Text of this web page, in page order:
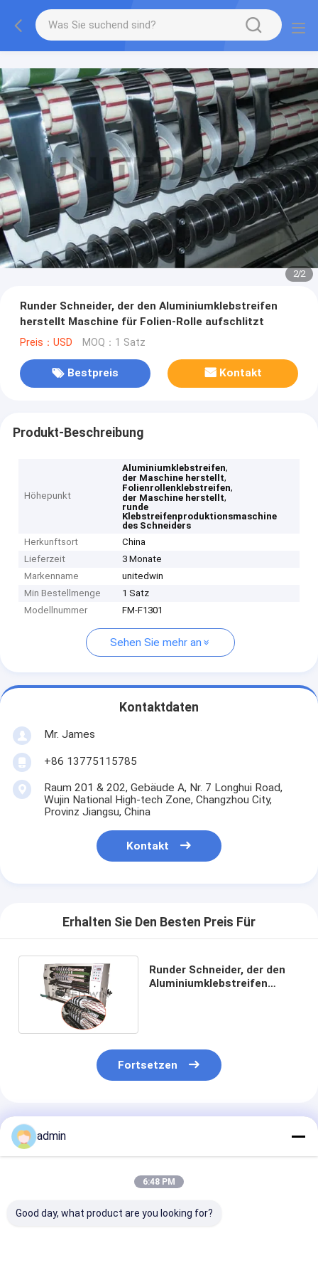
2/2
Runder Schneider, der den Aluminiumklebstreifen
herstellt Maschine für Folien-Rolle aufschlitzt
Preis：USD MOQ：1 Satz
Bestpreis Kontakt
Produkt-Beschreibung
Höhepunkt
Aluminiumklebstreifen,
der Maschine herstellt,
Folienrollenklebstreifen,
der Maschine herstellt,
runde
Klebstreifenproduktionsmaschine
des Schneiders
Herkunftsort
China
Lieferzeit
3 Monate
Markenname
unitedwin
Min Bestellmenge
1 Satz
Modellnummer
FM-F1301
Sehen Sie mehr an
Kontaktdaten
Mr. James
+86 13775115785
Raum 201 & 202, Gebäude A, Nr. 7 Longhui Road,
Wujin National High-tech Zone, Changzhou City,
Provinz Jiangsu, China
Kontakt
Erhalten Sie Den Besten Preis Für
Runder Schneider, der den
Aluminiumklebstreifen
Fortsetzen
Empfohlene Produkte
admin
6:48 PM
Good day, what product are you looking for?